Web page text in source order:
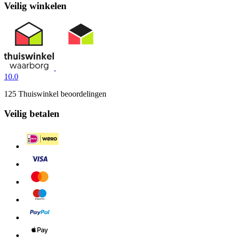
Veilig winkelen
10.0
125 Thuiswinkel beoordelingen
Veilig betalen